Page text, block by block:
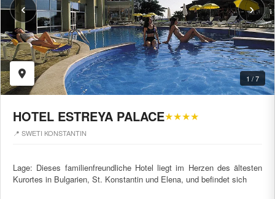
‹ ›
1 / 7
HOTEL ESTREYA PALACE★★★★
📍 SWETI KONSTANTIN
Lage: Dieses familienfreundliche Hotel liegt im Herzen des ältesten
Kurortes in Bulgarien, St. Konstantin und Elena, und befindet sich